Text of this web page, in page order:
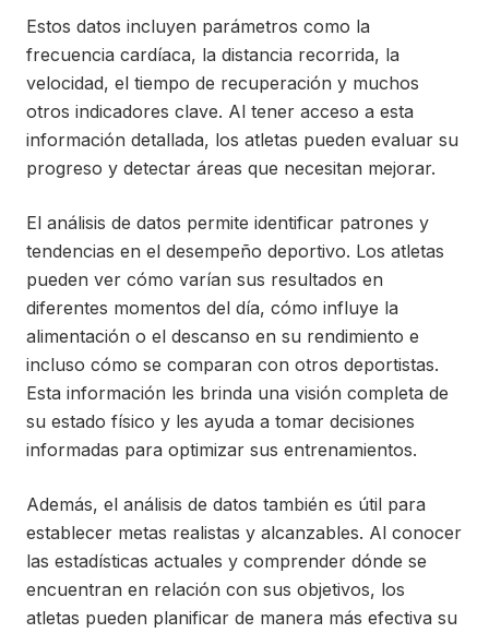
Estos datos incluyen parámetros como la
frecuencia cardíaca, la distancia recorrida, la
velocidad, el tiempo de recuperación y muchos
otros indicadores clave. Al tener acceso a esta
información detallada, los atletas pueden evaluar su
progreso y detectar áreas que necesitan mejorar.
El análisis de datos permite identificar patrones y
tendencias en el desempeño deportivo. Los atletas
pueden ver cómo varían sus resultados en
diferentes momentos del día, cómo influye la
alimentación o el descanso en su rendimiento e
incluso cómo se comparan con otros deportistas.
Esta información les brinda una visión completa de
su estado físico y les ayuda a tomar decisiones
informadas para optimizar sus entrenamientos.
Además, el análisis de datos también es útil para
establecer metas realistas y alcanzables. Al conocer
las estadísticas actuales y comprender dónde se
encuentran en relación con sus objetivos, los
atletas pueden planificar de manera más efectiva su